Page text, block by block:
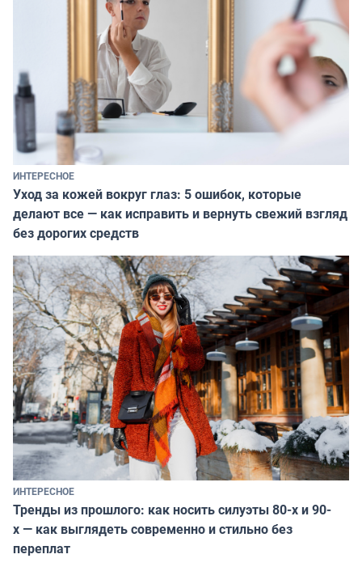
ИНТЕРЕСНОЕ
Уход за кожей вокруг глаз: 5 ошибок, которые
делают все — как исправить и вернуть свежий взгляд
без дорогих средств
ИНТЕРЕСНОЕ
Тренды из прошлого: как носить силуэты 80-х и 90-
х — как выглядеть современно и стильно без
переплат